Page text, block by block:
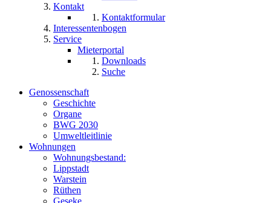
Kontakt
Kontaktformular
Interessentenbogen
Service
Mieterportal
Downloads
Suche
Genossenschaft
Geschichte
Organe
BWG 2030
Umweltleitlinie
Wohnungen
Wohnungsbestand:
Lippstadt
Warstein
Rüthen